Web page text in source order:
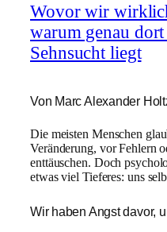
Wovor wir
warum genau
Sehnsucht liegt
Von Marc Alexander
Die meisten Menschen
Veränderung, vor Fehlern
enttäuschen. Doch
etwas viel Tieferes: uns
Wir haben Angst davor,